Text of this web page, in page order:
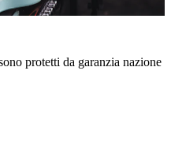
protetti da garanzia nazione